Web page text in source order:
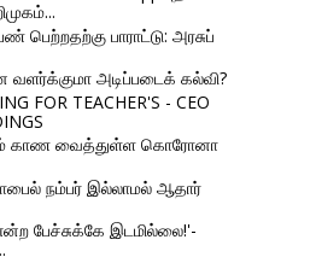
பெற்றதற்கு பாராட்டு: அரசுப்
வளர்க்குமா அடிப்படைக் கல்வி?
FOR TEACHER'S - CEO
காண வைத்துள்ள கொரோனா
நம்பர் இல்லாமல் ஆதார்
பேச்சுக்கே இடமில்லை!'-